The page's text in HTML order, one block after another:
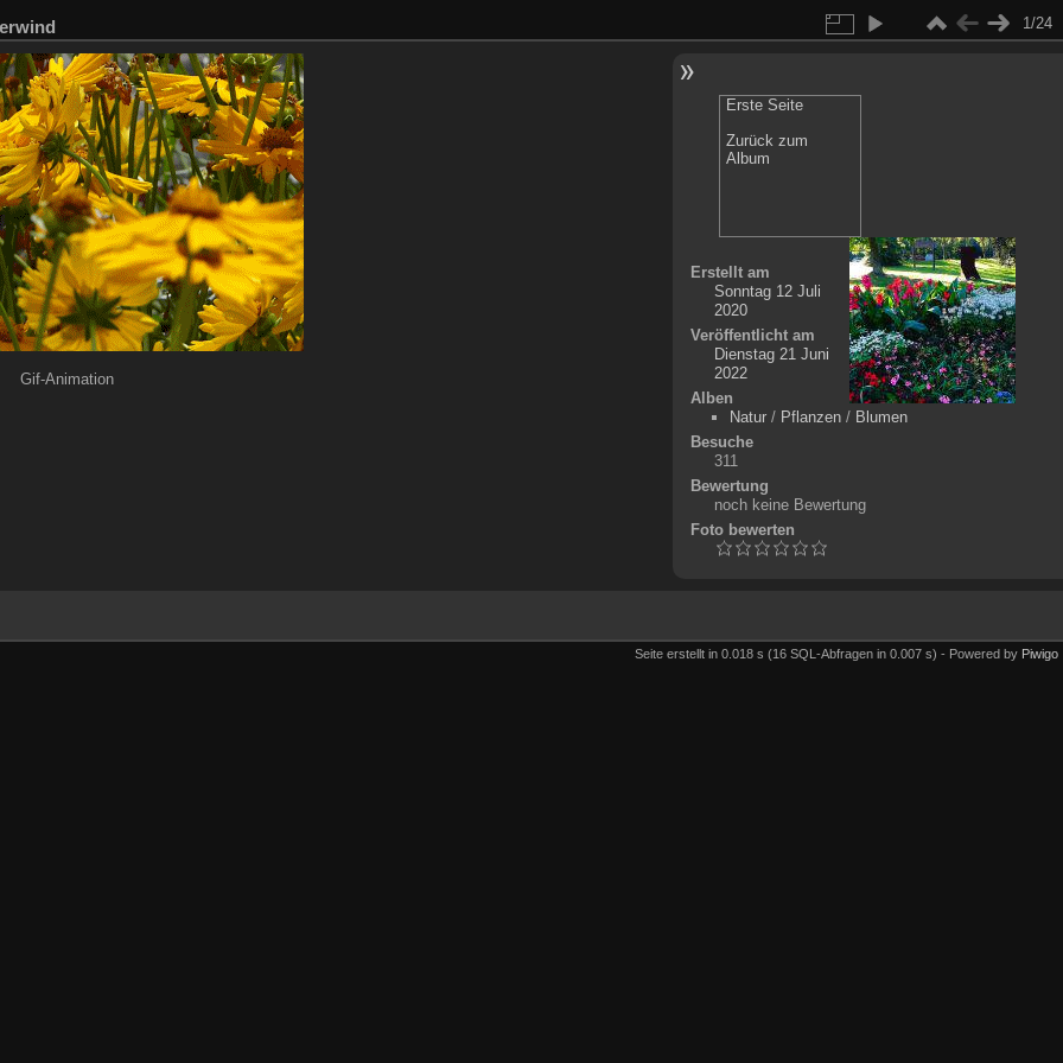
1/24
Gif-Animation
Erste Seite
Zurück zum
Album
Erstellt am
Sonntag 12 Juli
2020
Veröffentlicht am
Dienstag 21 Juni
2022
Alben
Natur/ Pflanzen/ Blumen
Besuche
311
Bewertung
noch keine Bewertung
Foto bewerten
Seite erstellt in 0.018 s (16 SQL-Abfragen in 0.007 s) - Powered by Piwigo